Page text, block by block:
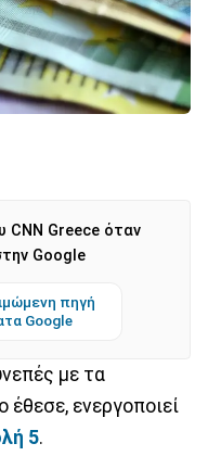
CNN Greece όταν
Google
πηγή
Google
με τα
έθεσε, ενεργοποιεί
5.